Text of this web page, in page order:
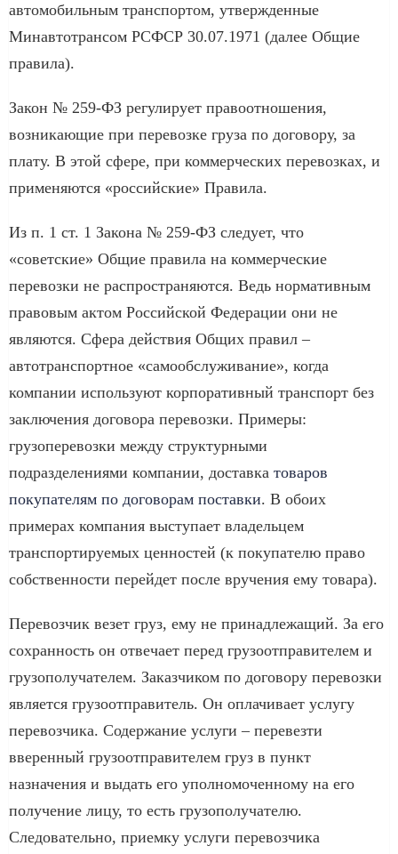
автомобильным транспортом, утвержденные
Минавтотрансом РСФСР 30.07.1971 (далее Общие
правила).
Закон № 259-ФЗ регулирует правоотношения,
возникающие при перевозке груза по договору, за
плату. В этой сфере, при коммерческих перевозках, и
применяются «российские» Правила.
Из п. 1 ст. 1 Закона № 259-ФЗ следует, что
«советские» Общие правила на коммерческие
перевозки не распространяются. Ведь нормативным
правовым актом Российской Федерации они не
являются. Сфера действия Общих правил –
автотранспортное «самообслуживание», когда
компании используют корпоративный транспорт без
заключения договора перевозки. Примеры:
грузоперевозки между структурными
подразделениями компании, доставка товаров
покупателям по договорам поставки. В обоих
примерах компания выступает владельцем
транспортируемых ценностей (к покупателю право
собственности перейдет после вручения ему товара).
Перевозчик везет груз, ему не принадлежащий. За его
сохранность он отвечает перед грузоотправителем и
грузополучателем. Заказчиком по договору перевозки
является грузоотправитель. Он оплачивает услугу
перевозчика. Содержание услуги – перевезти
вверенный грузоотправителем груз в пункт
назначения и выдать его уполномоченному на его
получение лицу, то есть грузополучателю.
Следовательно, приемку услуги перевозчика